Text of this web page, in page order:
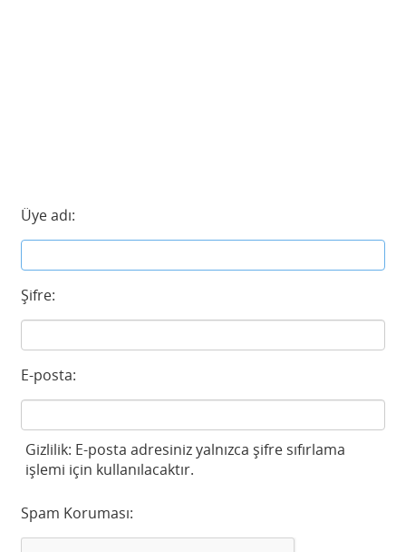
Üye adı:
Şifre:
E-posta:
Gizlilik: E-posta adresiniz yalnızca şifre sıfırlama
işlemi için kullanılacaktır.
Spam Koruması: